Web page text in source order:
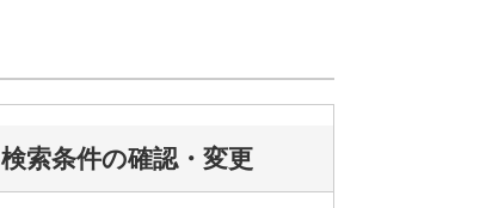
検索条件の確認・変更